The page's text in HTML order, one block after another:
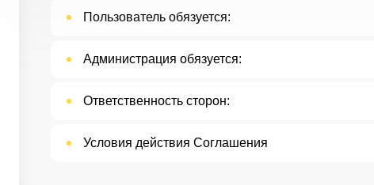
Пользователь обязуется:
Администрация обязуется:
Ответственность сторон:
Условия действия Соглашения